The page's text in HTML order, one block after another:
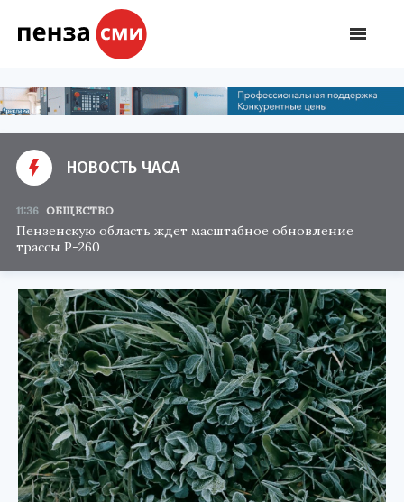
НОВОСТЬ ЧАСА
11:36 ОБЩЕСТВО
Пензенскую область ждет масштабное обновление
трассы Р-260